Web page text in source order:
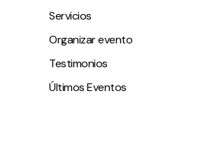
Servicios
Organizar evento
Testimonios
Últimos Eventos